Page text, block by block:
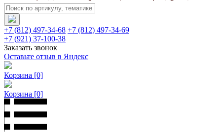
+7 (812) 497-34-68 +7 (812) 497-34-69
+7 (921) 37-100-38
Заказать звонок
Оставьте отзыв в Яндекс
Корзина [0]
Корзина [0]